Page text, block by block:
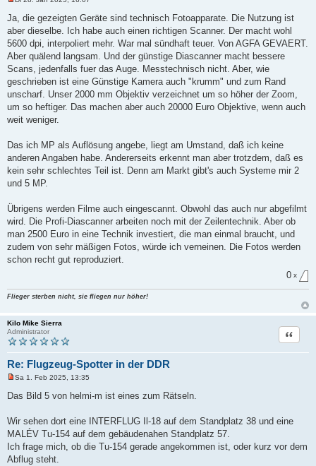
g
e
l
e
s
n
e
B
e
t
g
Ja, die gezeigten Geräte sind technisch Fotoapparate. Die Nutzung ist
aber dieselbe. Ich habe auch einen richtigen Scanner. Der macht wohl
5600 dpi, interpoliert mehr. War mal sündhaft teuer. Von AGFA GEVAERT.
Aber quälend langsam. Und der günstige Diascanner macht bessere
Scans, jedenfalls fuer das Auge. Messtechnisch nicht. Aber, wie
geschrieben ist eine Günstige Kamera auch "krumm" und zum Rand
unscharf. Unser 2000 mm Objektiv verzeichnet um so höher der Zoom,
um so heftiger. Das machen aber auch 20000 Euro Objektive, wenn auch
weit weniger.
Das ich MP als Auflösung angebe, liegt am Umstand, daß ich keine
anderen Angaben habe. Andererseits erkennt man aber trotzdem, daß es
kein sehr schlechtes Teil ist. Denn am Markt gibt's auch Systeme mir 2
und 5 MP.
Übrigens werden Filme auch eingescannt. Obwohl das auch nur abgefilmt
wird. Die Profi-Diascanner arbeiten noch mit der Zeilentechnik. Aber ob
man 2500 Euro in eine Technik investiert, die man einmal braucht, und
zudem von sehr mäßigen Fotos, würde ich verneinen. Die Fotos werden
schon recht gut reproduziert.
0 x
Flieger sterben nicht, sie fliegen nur höher!
Kilo Mike Sierra
Administrator
Re: Flugzeug-Spotter in der DDR
Zitat
n
g
l
e
s
e
n
e
Sa 1. Feb 2025, 13:35
Das Bild 5 von helmi-m ist eines zum Rätseln.
Wir sehen dort eine INTERFLUG Il-18 auf dem Standplatz 38 und eine
MALÉV Tu-154 auf dem gebäudenahen Standplatz 57.
Ich frage mich, ob die Tu-154 gerade angekommen ist, oder kurz vor dem
Abflug steht.